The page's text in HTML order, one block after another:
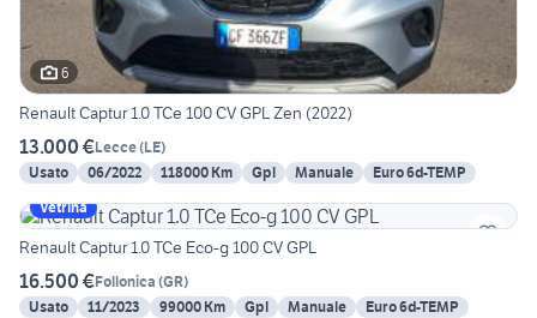
6
Renault Captur 1.0 TCe 100 CV GPL Zen (2022)
13.000 €Lecce(LE)
Usato
06/2022 118000 Km Gpl Manuale
Euro 6d-TEMP
Vetrina
Renault Captur 1.0 TCe Eco-g 100 CV GPL
16.500 €Follonica (GR)
Usato
11/2023 99000 Km Gpl Manuale Euro 6d-TEMP